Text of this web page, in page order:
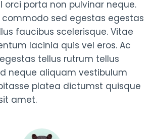
orci porta non pulvinar neque.
sed egestas egestas
faucibus scelerisque. Vitae
lacinia quis vel eros. Ac
tellus rutrum tellus
neque aliquam vestibulum
platea dictumst quisque
amet.